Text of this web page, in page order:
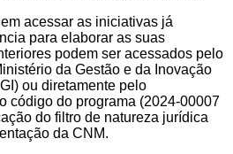
acessar as iniciativas já
para elaborar as suas
podem ser acessados pelo
da Gestão e da Inovação
ou diretamente pelo
código do programa (2024-00007
do filtro de natureza jurídica
da CNM.